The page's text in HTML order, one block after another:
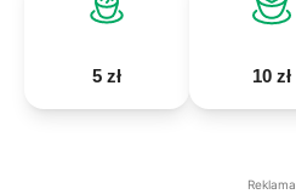
5 zł 10 zł
Reklama